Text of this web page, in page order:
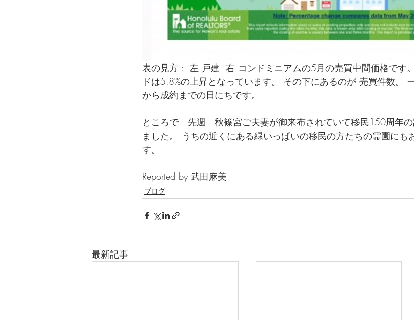
表の見方 :  左 戸建  右 コンドミニアムの5月の売買中間価格です
ドは5.8%の上昇となっています。 その下にあるのが 売買件数。
から成約までの日にちです。
ところで　先週　秋篠宮ご夫妻が御来布されていて移民150周年
ました。 うちの近くにある緑いっぱいの移民の方たちの霊園にも
す。
Reported by 武田麻美
ブログ
最新記事